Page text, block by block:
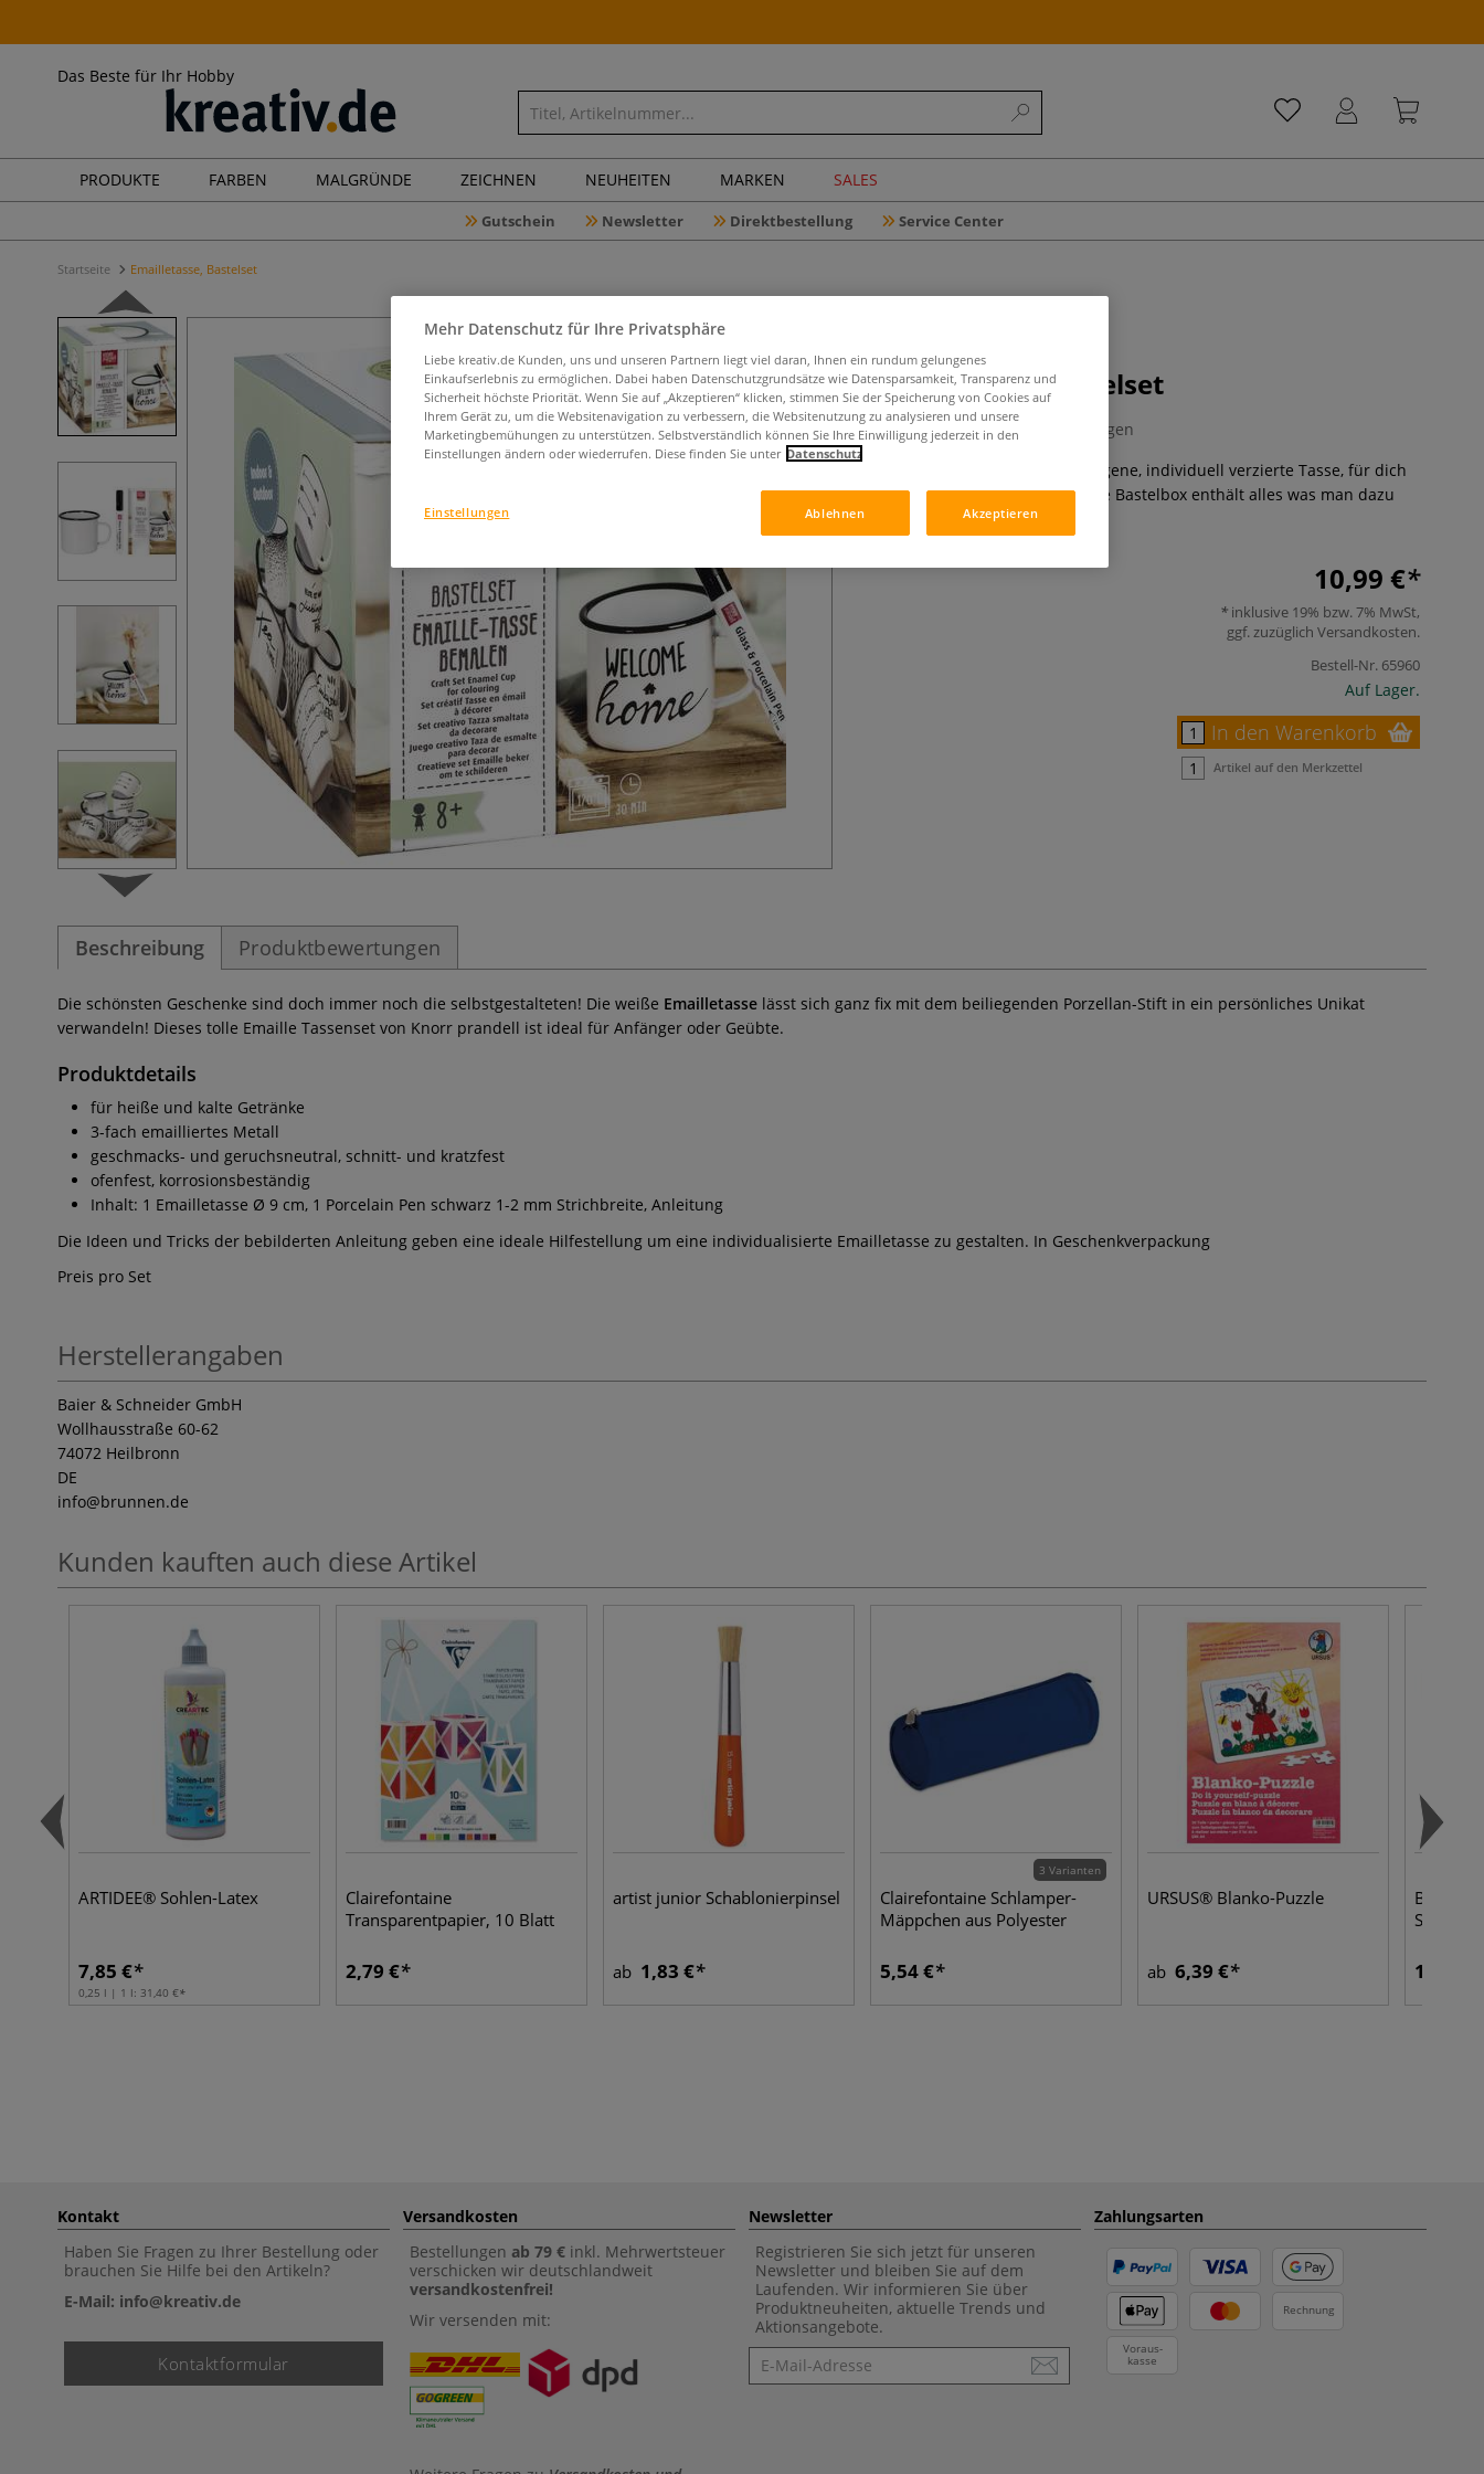
Das Beste für Ihr Hobby
PRODUKTE FARBEN MALGRÜNDE ZEICHNEN NEUHEITEN MARKEN SALES
Gutschein Newsletter Direktbestellung Service Center
Startseite Emailletasse, Bastelset
Emailletasse, Bastelset
0 Bewertungen
Gestalte mit diesem Set deine eigene, individuell verzierte Tasse, für dich
oder aber auch als Geschenk. Die Bastelbox enthält alles was man dazu
braucht.
Mehr
10,99 €
inklusive 19% bzw. 7% MwSt,
ggf. zuzüglich Versandkosten.
Bestell-Nr. 65960
Auf Lager.
In den Warenkorb
Artikel auf den Merkzettel
Beschreibung Produktbewertungen
Die schönsten Geschenke sind doch immer noch die selbstgestalteten! Die weiße Emailletasse lässt sich ganz fix mit dem beiliegenden Porzellan-Stift in ein persönliches Unikat
verwandeln! Dieses tolle Emaille Tassenset von Knorr prandell ist ideal für Anfänger oder Geübte.
Produktdetails
für heiße und kalte Getränke
3-fach emailliertes Metall
geschmacks- und geruchsneutral, schnitt- und kratzfest
ofenfest, korrosionsbeständig
Inhalt: 1 Emailletasse Ø 9 cm, 1 Porcelain Pen schwarz 1-2 mm Strichbreite, Anleitung
Die Ideen und Tricks der bebilderten Anleitung geben eine ideale Hilfestellung um eine individualisierte Emailletasse zu gestalten. In Geschenkverpackung
Preis pro Set
Herstellerangaben
Baier & Schneider GmbH
Wollhausstraße 60-62
74072 Heilbronn
DE
info@brunnen.de
Kunden kauften auch diese Artikel
ARTIDEE® Sohlen-Latex
7,85 €
0,25 l | 1 l: 31,40 €
Clairefontaine
Transparentpapier, 10 Blatt
2,79 €
artist junior Schablonierpinsel
ab 1,83 €
3 Varianten
Clairefontaine Schlamper-
Mäppchen aus Polyester
5,54 €
URSUS® Blanko-Puzzle
ab 6,39 € 1,45 €
Kontakt
Haben Sie Fragen zu Ihrer Bestellung oder
brauchen Sie Hilfe bei den Artikeln?
E-Mail: info@kreativ.de
Kontaktformular
Versandkosten
Bestellungen ab 79 € inkl. Mehrwertsteuer
verschicken wir deutschlandweit
versandkostenfrei!
Wir versenden mit:
Newsletter
Registrieren Sie sich jetzt für unseren
Newsletter und bleiben Sie auf dem
Laufenden. Wir informieren Sie über
Produktneuheiten, aktuelle Trends und
Aktionsangebote.
Newsletter
Zahlungsarten
Rechnung
Voraus-
kasse
Mehr Datenschutz für Ihre Privatsphäre
Liebe kreativ.de Kunden, uns und unseren Partnern liegt viel daran, Ihnen ein rundum gelungenes
Einkaufserlebnis zu ermöglichen. Dabei haben Datenschutzgrundsätze wie Datensparsamkeit, Transparenz und
Sicherheit höchste Priorität. Wenn Sie auf „Akzeptieren“ klicken, stimmen Sie der Speicherung von Cookies auf
Ihrem Gerät zu, um die Websitenavigation zu verbessern, die Websitenutzung zu analysieren und unsere
Marketingbemühungen zu unterstützen. Selbstverständlich können Sie Ihre Einwilligung jederzeit in den
Einstellungen ändern oder wiederrufen. Diese finden Sie unter Datenschutz
Ablehnen Akzeptieren
Einstellungen